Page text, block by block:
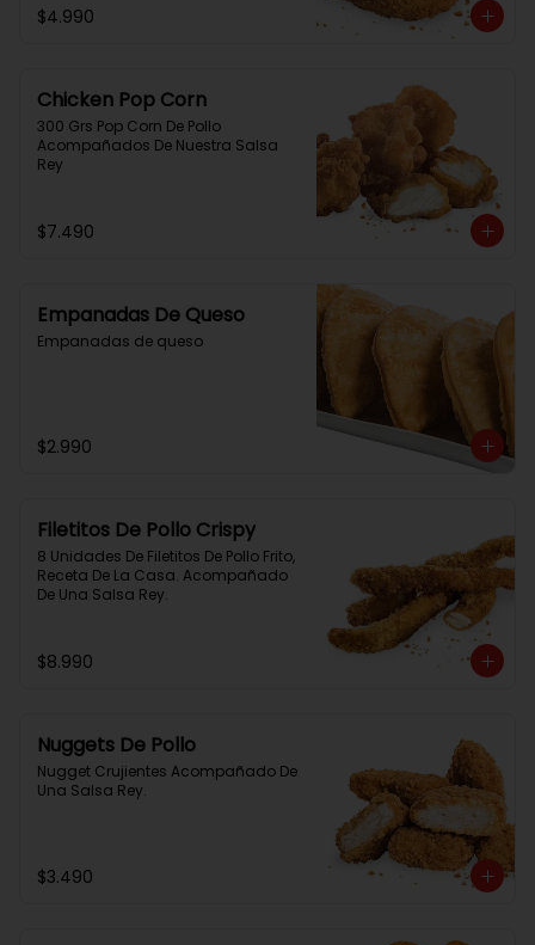
$4.990
Chicken Pop Corn
300 Grs Pop Corn De Pollo
Acompañados De Nuestra Salsa
Rey
$7.490
Empanadas De Queso
Empanadas de queso
$2.990
Filetitos De Pollo Crispy
8 Unidades De Filetitos De Pollo Frito,
Receta De La Casa. Acompañado
De Una Salsa Rey.
$8.990
Nuggets De Pollo
Nugget Crujientes Acompañado De
Una Salsa Rey.
$3.490